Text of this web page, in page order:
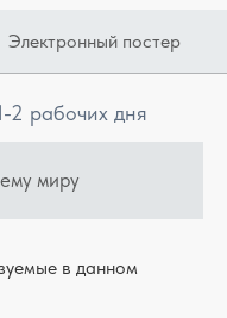
Электронный постер
2 рабочих дня
миру
в данном